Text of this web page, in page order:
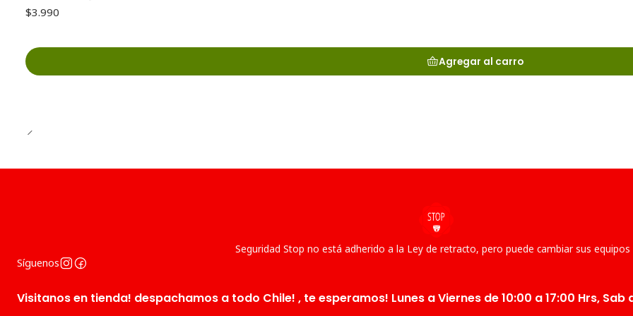
$3.990
Agregar al carro
Seguridad Stop no está adherido a la Ley de retracto, pero puede cambiar sus
Síguenos
Visitanos en tienda! despachamos a todo Chile! , te esperamos! Lunes a Viernes de 10:00 a 17:00 Hrs, Sab